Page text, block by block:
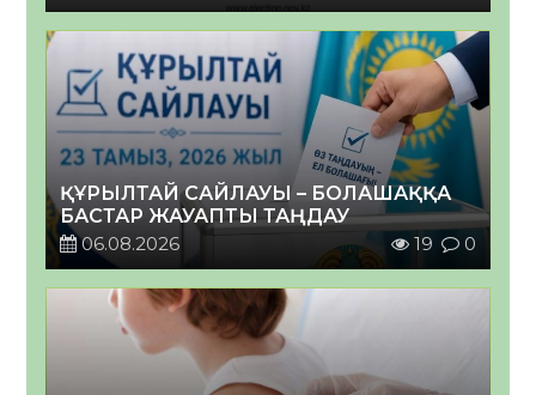
ҚҰРЫЛТАЙ САЙЛАУЫ – БОЛАШАҚҚА
БАСТАР ЖАУАПТЫ ТАҢДАУ
06.08.2026
19 0